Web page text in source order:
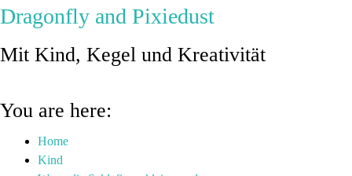
Dragonfly and Pixiedust
Mit Kind, Kegel und Kreativität
You are here:
Home
Kind